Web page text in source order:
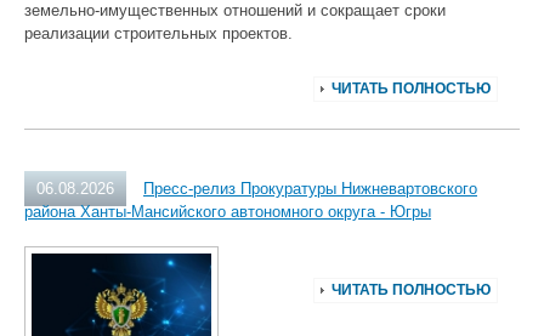
земельно‑имущественных отношений и сокращает сроки
реализации строительных проектов.
ЧИТАТЬ ПОЛНОСТЬЮ
06.08.2026
Пресс-релиз Прокуратуры Нижневартовского
района Ханты-Мансийского автономного округа - Югры
ЧИТАТЬ ПОЛНОСТЬЮ